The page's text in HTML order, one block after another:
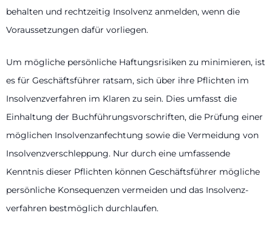
behalten und rechtzeitig Insolvenz anmelden, wenn die
Voraussetzungen dafür vorliegen.
Um mögliche persönliche Haftungsrisiken zu minimieren, ist
es für Geschäftsführer ratsam, sich über ihre Pflichten im
Insolvenzverfahren im Klaren zu sein. Dies umfasst die
Einhaltung der Buchführungs­vorschriften, die Prüfung einer
möglichen Insolvenzanfechtung sowie die Vermeidung von
Insolvenzverschleppung. Nur durch eine umfassende
Kenntnis dieser Pflichten können Geschäftsführer mögliche
persönliche Konsequenzen vermeiden und das Insolvenz­
verfahren bestmöglich durchlaufen.